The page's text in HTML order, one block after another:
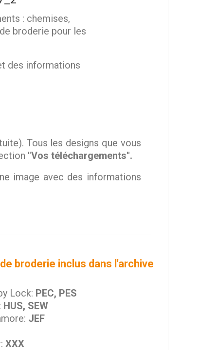
: chemises,
broderie pour les
des informations
Tous les designs que vous
"Vos téléchargements".
image avec des informations
broderie inclus dans l'archive
Lock: PEC, PES
HUS, SEW
JEF
XXX